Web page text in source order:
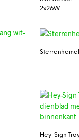
2x26W
Hey-Sign